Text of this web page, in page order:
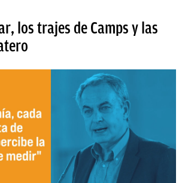
los trajes de Camps y las